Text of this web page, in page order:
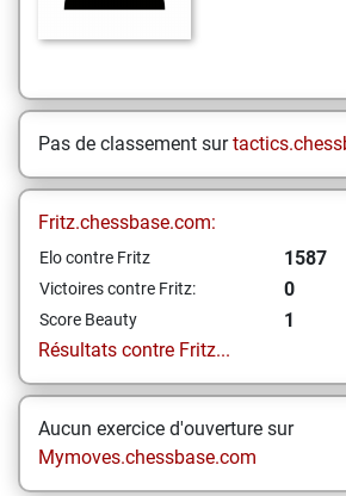
Pas de classement sur
Fritz.chessbase.com:
Elo contre Fritz 1587
Victoires contre Fritz: 0
Score Beauty
1
Résultats contre Fritz...
Aucun exercice d'ouverture sur
Mymoves.chessbase.com